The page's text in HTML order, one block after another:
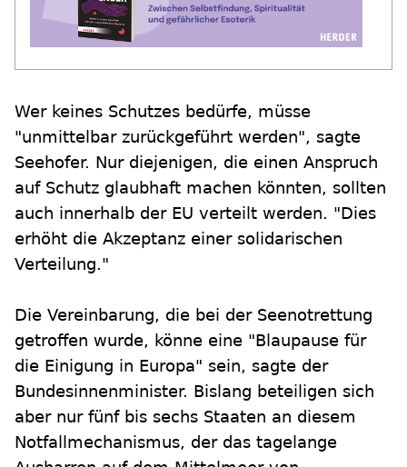
Wer keines Schutzes bedürfe, müsse
"unmittelbar zurückgeführt werden", sagte
Seehofer. Nur diejenigen, die einen Anspruch
auf Schutz glaubhaft machen könnten, sollten
auch innerhalb der EU verteilt werden. "Dies
erhöht die Akzeptanz einer solidarischen
Verteilung."
Die Vereinbarung, die bei der Seenotrettung
getroffen wurde, könne eine "Blaupause für
die Einigung in Europa" sein, sagte der
Bundesinnenminister. Bislang beteiligen sich
aber nur fünf bis sechs Staaten an diesem
Notfallmechanismus, der das tagelange